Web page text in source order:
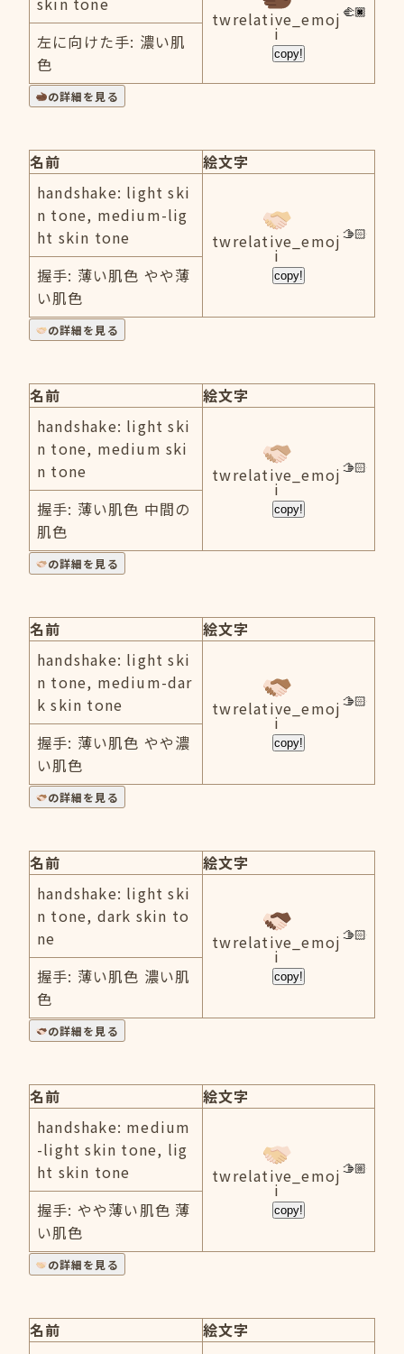
twrelative_emoj
i
copy!
左に向けた手: 濃い肌
色
の詳細を見る
名前
絵文字
handshake: light ski
n tone, medium-lig
ht skin tone
twrelative_emoj
i
copy!
握手: 薄い肌色 やや薄
い肌色
の詳細を見る
名前
絵文字
handshake: light ski
n tone, medium ski
n tone
twrelative_emoj
i
copy!
握手: 薄い肌色 中間の
肌色
の詳細を見る
名前
絵文字
handshake: light ski
n tone, medium-dar
k skin tone
twrelative_emoj
i
copy!
握手: 薄い肌色 やや濃
い肌色
の詳細を見る
名前
絵文字
handshake: light ski
n tone, dark skin to
ne
twrelative_emoj
i
copy!
握手: 薄い肌色 濃い肌
色
の詳細を見る
名前
絵文字
handshake: medium
-light skin tone, lig
ht skin tone
twrelative_emoj
i
copy!
握手: やや薄い肌色 薄
い肌色
の詳細を見る
名前
絵文字